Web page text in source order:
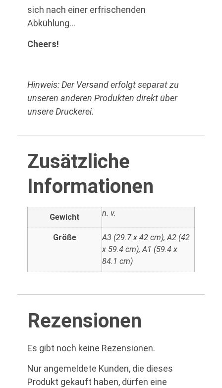
sich nach einer erfrischenden
Abkühlung…
Cheers!
Hinweis: Der Versand erfolgt separat zu
unseren anderen Produkten direkt über
unsere Druckerei.
Zusätzliche
Informationen
Gewicht n. v.
Größe
A3 (29.7 x 42 cm), A2 (42
x 59.4 cm), A1 (59.4 x
84.1 cm)
Rezensionen
Es gibt noch keine Rezensionen.
Nur angemeldete Kunden, die dieses
Produkt gekauft haben, dürfen eine